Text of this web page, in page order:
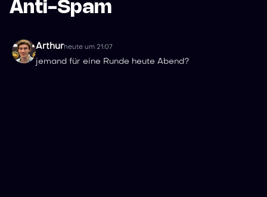
Anti-Spam
Arthurheute um 21:07
jemand für eine Runde heute Abend?